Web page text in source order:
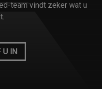
team vindt zeker wat u
U IN